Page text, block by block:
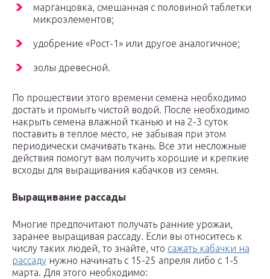
марганцовка, смешанная с половиной таблетки
микроэлементов;
удобрение «Рост-1» или другое аналогичное;
золы древесной.
По прошествии этого времени семена необходимо
достать и промыть чистой водой. После необходимо
накрыть семена влажной тканью и на 2-3 суток
поставить в теплое место, не забывая при этом
периодически смачивать ткань. Все эти несложные
действия помогут вам получить хорошие и крепкие
всходы для выращивания кабачков из семян.
Выращивание рассады
Многие предпочитают получать ранние урожаи,
заранее выращивая рассаду. Если вы относитесь к
числу таких людей, то знайте, что сажать кабачки на
рассаду нужно начинать с 15-25 апреля либо с 1-5
марта. Для этого необходимо: